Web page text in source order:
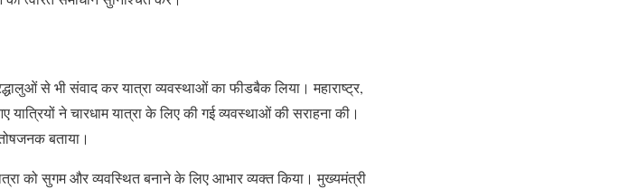
से भी संवाद कर यात्रा व्यवस्थाओं का फीडबैक लिया। महाराष्ट्र,
यात्रियों ने चारधाम यात्रा के लिए की गई व्यवस्थाओं की सराहना की।
बताया।
को सुगम और व्यवस्थित बनाने के लिए आभार व्यक्त किया। मुख्यमंत्री